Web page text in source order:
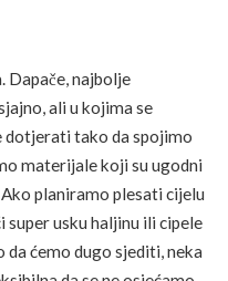
Dapače, najbolje
ali u kojima se
dotjerati tako da spojimo
materijale koji su ugodni
planiramo plesati cijelu
super usku haljinu ili cipele
ćemo dugo sjediti, neka